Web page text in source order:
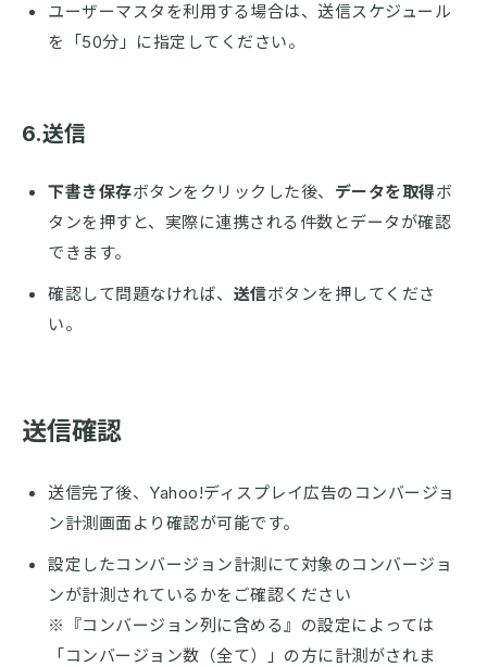
ユーザーマスタを利用する場合は、送信スケジュール
を「50分」に指定してください。
6.送信
下書き保存ボタンをクリックした後、 データを取得ボ
タンを押すと、実際に連携される件数とデータが確認
できます。
確認して問題なければ、 送信ボタンを押してくださ
い。
送信確認
送信完了後、Yahoo!ディスプレイ広告のコンバージョ
ン計測画面より確認が可能です。
設定したコンバージョン計測にて対象のコンバージョ
ンが計測されているかをご確認ください
※『コンバージョン列に含める』の設定によっては
「コンバージョン数（全て）」の方に計測がされま